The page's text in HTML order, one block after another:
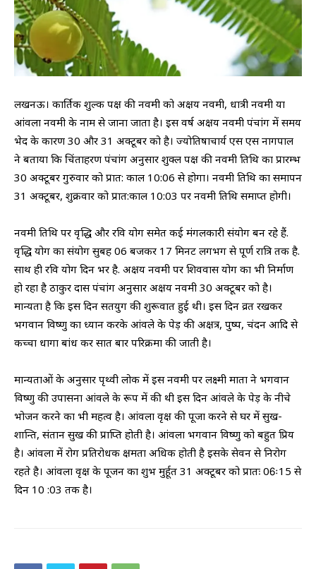
लखनऊ। कार्तिक शुल्क पक्ष की नवमी को अक्षय नवमी, धात्री नवमी या
आंवला नवमी के नाम से जाना जाता है। इस वर्ष अक्षय नवमी पंचांग में समय
भेद के कारण 30 और 31 अक्टूबर को है। ज्योतिषाचार्य एस एस नागपाल
ने बताया कि चिंताहरण पंचांग अनुसार शुक्ल पक्ष की नवमी तिथि का प्रारम्भ
30 अक्टूबर गुरुवार को प्रात: काल 10:06 से होगा। नवमी तिथि का समापन
31 अक्टूबर, शुक्रवार को प्रात:काल 10:03 पर नवमी तिथि समाप्त होगी।
नवमी तिथि पर वृद्धि और रवि योग समेत कई मंगलकारी संयोग बन रहे हैं.
वृद्धि योग का संयोग सुबह 06 बजकर 17 मिनट लगभग से पूर्ण रात्रि तक है.
साथ ही रवि योग दिन भर है. अक्षय नवमी पर शिववास योग का भी निर्माण
हो रहा है ठाकुर दास पंचांग अनुसार अक्षय नवमी 30 अक्टूबर को है।
मान्यता है कि इस दिन सतयुग की शुरूवात हुई थी। इस दिन व्रत रखकर
भगवान विष्णु का ध्यान करके आंवले के पेड़ की अक्षत्र, पुष्प, चंदन आदि से
कच्चा धागा बांध कर सात बार परिक्रमा की जाती है।
मान्यताओं के अनुसार पृथ्वी लोक में इस नवमी पर लक्ष्मी माता ने भगवान
विष्णु की उपासना आंवले के रूप में की थी इस दिन आंवले के पेड़ के नीचे
भोजन करने का भी महत्व है। आंवला वृक्ष की पूजा करने से घर में सुख-
शान्ति, संतान सुख की प्राप्ति होती है। आंवला भगवान विष्णु को बहुत प्रिय
है। आंवला में रोग प्रतिरोधक क्षमता अधिक होती है इसके सेवन से निरोग
रहते है। आंवला वृक्ष के पूजन का शुभ मुर्हूत 31 अक्टूबर को प्रातः 06ः15 से
दिन 10 :03 तक है।